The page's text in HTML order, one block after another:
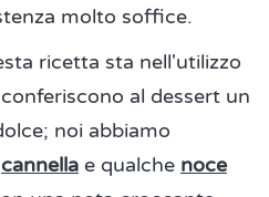
molto soffice.
ricetta sta nell'utilizzo
al dessert un
noi abbiamo
cannella e qualche noce